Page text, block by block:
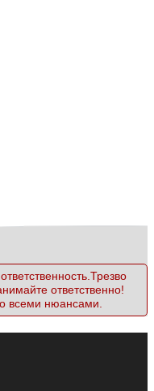
ответственно!
всеми нюансами.